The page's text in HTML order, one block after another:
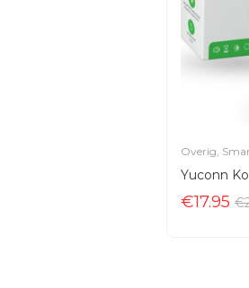
Overig,
Yuconn
€
€17.95